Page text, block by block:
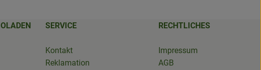
SERVICE
Kontakt
Reklamation
RECHTLICHES
Impressum
AGB